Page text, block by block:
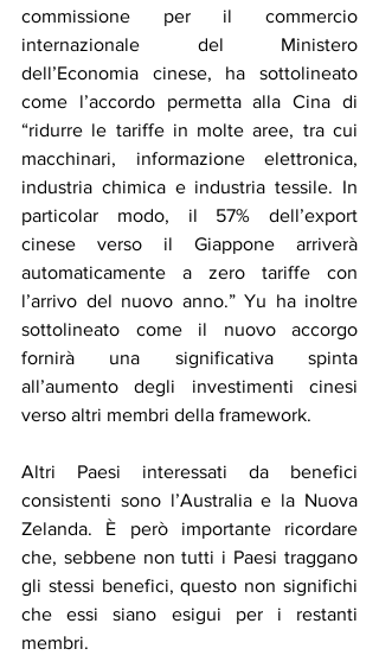
commissione per il commercio
internazionale del Ministero
dell’Economia cinese, ha sottolineato
come l’accordo permetta alla Cina di
“ridurre le tariffe in molte aree, tra cui
macchinari, informazione elettronica,
industria chimica e industria tessile. In
particolar modo, il 57% dell’export
cinese verso il Giappone arriverà
automaticamente a zero tariffe con
l’arrivo del nuovo anno.” Yu ha inoltre
sottolineato come il nuovo accorgo
fornirà una significativa spinta
all’aumento degli investimenti cinesi
verso altri membri della framework.
Altri Paesi interessati da benefici
consistenti sono l’Australia e la Nuova
Zelanda. È però importante ricordare
che, sebbene non tutti i Paesi traggano
gli stessi benefici, questo non significhi
che essi siano esigui per i restanti
membri.